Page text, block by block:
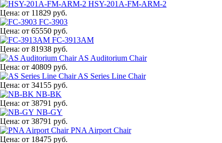
HSY-201A-FM-ARM-2
Цена: от 11829 руб.
FC-3903
Цена: от 65550 руб.
FC-3913AM
Цена: от 81938 руб.
AS Auditorium Chair
Цена: от 40809 руб.
AS Series Line Chair
Цена: от 34155 руб.
NB-BK
Цена: от 38791 руб.
NB-GY
Цена: от 38791 руб.
PNA Airport Chair
Цена: от 18475 руб.